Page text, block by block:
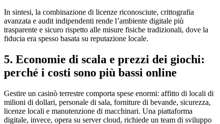
In sintesi, la combinazione di licenze riconosciute, crittografia
avanzata e audit indipendenti rende l’ambiente digitale più
trasparente e sicuro rispetto alle misure fisiche tradizionali, dove la
fiducia era spesso basata su reputazione locale.
5. Economie di scala e prezzi dei giochi:
perché i costi sono più bassi online
Gestire un casinò terrestre comporta spese enormi: affitto di locali di
milioni di dollari, personale di sala, forniture di bevande, sicurezza,
licenze locali e manutenzione di macchinari. Una piattaforma
digitale, invece, opera su server cloud, richiede un team di sviluppo